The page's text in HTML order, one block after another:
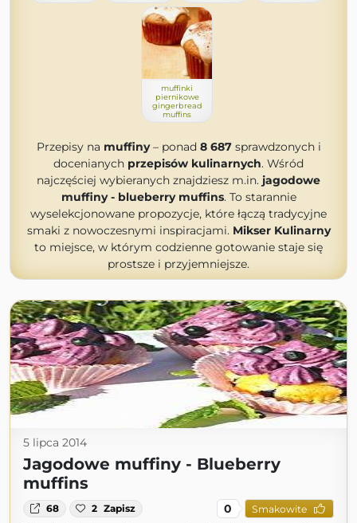
muffinki
piernikowe
gingerbread
muffins
Przepisy na muffiny– ponad 8 687sprawdzonych i
docenianych przepisów kulinarnych. Wśród
najczęściej wybieranych znajdziesz m.in. jagodowe
muffiny - blueberry muffins. To starannie
wyselekcjonowane propozycje, które łączą tradycyjne
smaki z nowoczesnymi inspiracjami. Mikser Kulinarny
to miejsce, w którym codzienne gotowanie staje się
prostsze i przyjemniejsze.
5 lipca 2014
Jagodowe muffiny - Blueberry
muffins
68 2 Zapisz 0 Smakowite